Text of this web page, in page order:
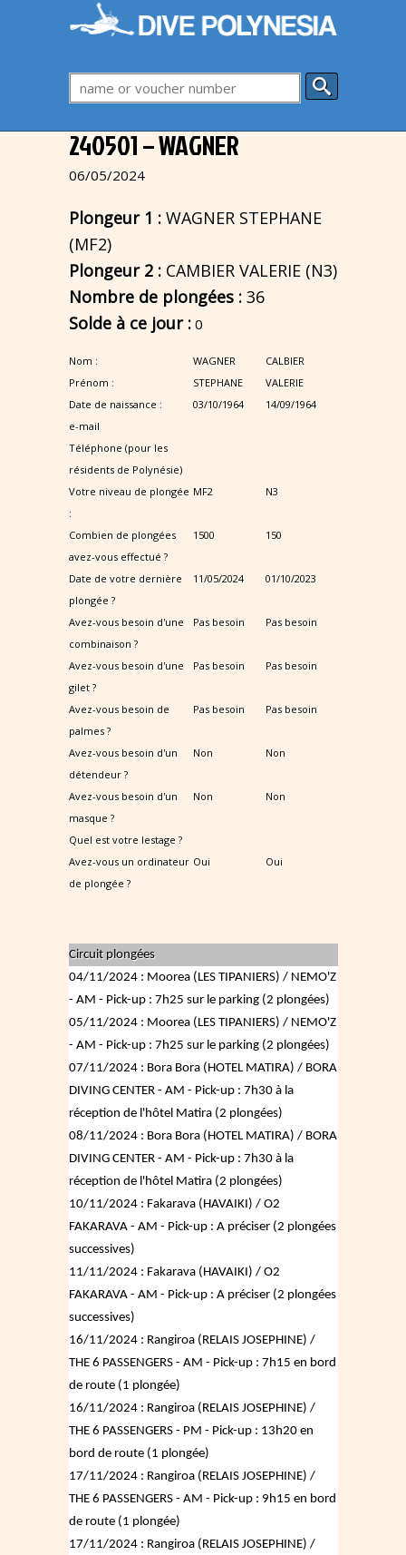
240501 – WAGNER
06/05/2024
Plongeur 1 : WAGNER STEPHANE
(MF2)
Plongeur 2 : CAMBIER VALERIE (N3)
Nombre de plongées : 36
Solde à ce jour : 0
Nom : WAGNER
CALBIER
Prénom :
STEPHANE
VALERIE
Date de naissance :
03/10/1964
14/09/1964
e-mail
Téléphone (pour les
résidents de Polynésie)
Votre niveau de plongée
:
MF2 N3
Combien de plongées
avez-vous effectué ?
1500 150
Date de votre dernière
plongée ?
11/05/2024 01/10/2023
Avez-vous besoin d'une
combinaison ?
Pas besoin Pas besoin
Avez-vous besoin d'une
gilet ?
Pas besoin Pas besoin
Avez-vous besoin de
palmes ?
Pas besoin Pas besoin
Avez-vous besoin d'un
détendeur ?
Non Non
Avez-vous besoin d'un
masque ?
Non Non
Quel est votre lestage ?
Avez-vous un ordinateur
de plongée ?
Oui Oui
Circuit plongées
04/11/2024 : Moorea (LES TIPANIERS) / NEMO'Z
- AM - Pick-up : 7h25 sur le parking (2 plongées)
05/11/2024 : Moorea (LES TIPANIERS) / NEMO'Z
- AM - Pick-up : 7h25 sur le parking (2 plongées)
07/11/2024 : Bora Bora (HOTEL MATIRA) / BORA
DIVING CENTER - AM - Pick-up : 7h30 à la
réception de l'hôtel Matira (2 plongées)
08/11/2024 : Bora Bora (HOTEL MATIRA) / BORA
DIVING CENTER - AM - Pick-up : 7h30 à la
réception de l'hôtel Matira (2 plongées)
10/11/2024 : Fakarava (HAVAIKI) / O2
FAKARAVA - AM - Pick-up : A préciser (2 plongées
successives)
11/11/2024 : Fakarava (HAVAIKI) / O2
FAKARAVA - AM - Pick-up : A préciser (2 plongées
successives)
16/11/2024 : Rangiroa (RELAIS JOSEPHINE) /
THE 6 PASSENGERS - AM - Pick-up : 7h15 en bord
de route (1 plongée)
16/11/2024 : Rangiroa (RELAIS JOSEPHINE) /
THE 6 PASSENGERS - PM - Pick-up : 13h20 en
bord de route (1 plongée)
17/11/2024 : Rangiroa (RELAIS JOSEPHINE) /
THE 6 PASSENGERS - AM - Pick-up : 9h15 en bord
de route (1 plongée)
17/11/2024 : Rangiroa (RELAIS JOSEPHINE) /